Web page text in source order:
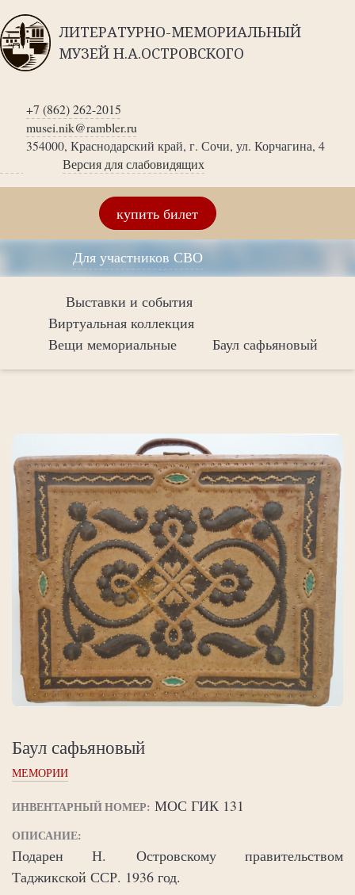
ЛИТЕРАТУРНО-МЕМОРИАЛЬНЫЙ
МУЗЕЙ Н.А.ОСТРОВСКОГО
+7 (862) 262-2015
musei.nik@rambler.ru
354000, Краснодарский край, г. Сочи, ул. Корчагина, 4
Версия для слабовидящих
купить билет
Для участников СВО
Выставки и события
Виртуальная коллекция
Вещи мемориальные
Баул сафьяновый
Баул сафьяновый
МЕМОРИИ
ИНВЕНТАРНЫЙ НОМЕР: МОС ГИК 131
ОПИСАНИЕ:
Подарен Н. Островскому правительством
Таджикской ССР. 1936 год.